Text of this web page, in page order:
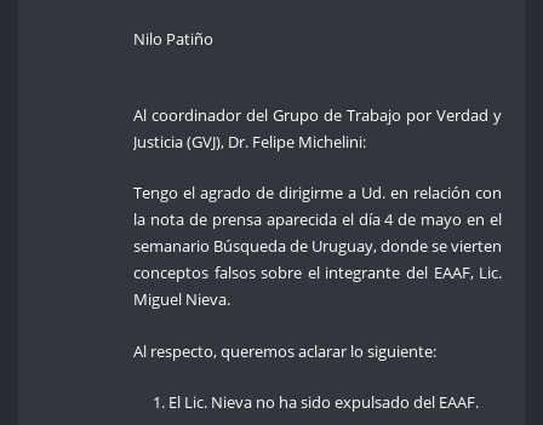
Nilo Patiño
Al coordinador del Grupo de Trabajo por Verdad y
Justicia (GVJ), Dr. Felipe Michelini:
Tengo el agrado de dirigirme a Ud. en relación con
la nota de prensa aparecida el día 4 de mayo en el
semanario Búsqueda de Uruguay, donde se vierten
conceptos falsos sobre el integrante del EAAF, Lic.
Miguel Nieva.
Al respecto, queremos aclarar lo siguiente:
El Lic. Nieva no ha sido expulsado del EAAF.